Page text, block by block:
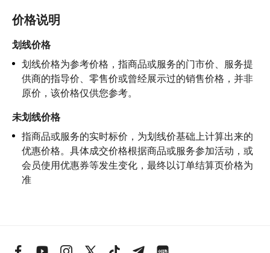
价格说明
划线价格
划线价格为参考价格，指商品或服务的门市价、服务提
供商的指导价、零售价或曾经展示过的销售价格，并非
原价，该价格仅供您参考。
未划线价格
指商品或服务的实时标价，为划线价基础上计算出来的
优惠价格。具体成交价格根据商品或服务参加活动，或
会员使用优惠券等发生变化，最终以订单结算页价格为
准